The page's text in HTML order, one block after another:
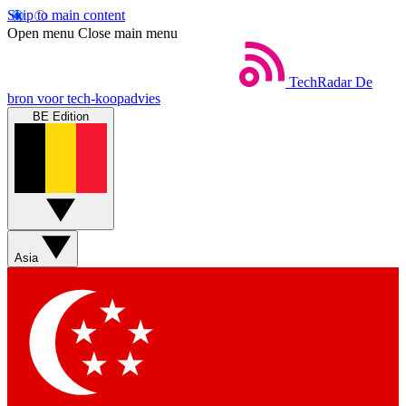
Skip to main content
Open menu Close main menu
TechRadar De
bron voor tech-koopadvies
BE Edition
Asia